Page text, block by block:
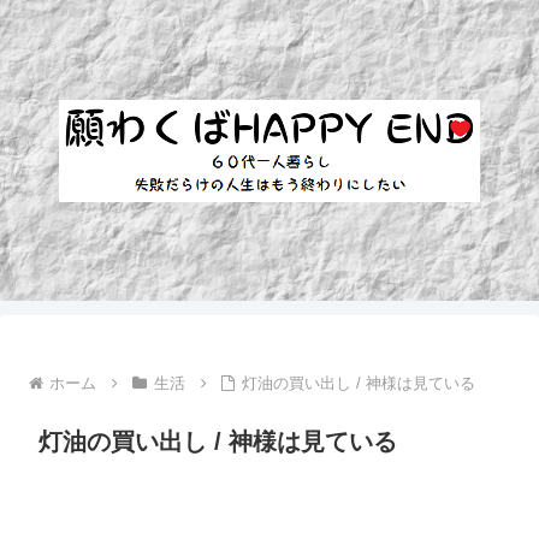
ホーム 生活 灯油の買い出し / 神様は見ている
灯油の買い出し / 神様は見ている